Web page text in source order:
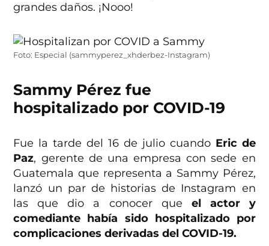
grandes daños. ¡Nooo!
Foto: Especial (sammyperez_xhderbez-Instagram)
Sammy Pérez fue
hospitalizado por COVID-19
Fue la tarde del 16 de julio cuando Eric de
Paz, gerente de una empresa con sede en
Guatemala que representa a Sammy Pérez,
lanzó un par de historias de Instagram en
las que dio a conocer que el actor y
comediante había sido hospitalizado por
complicaciones derivadas del COVID-19.